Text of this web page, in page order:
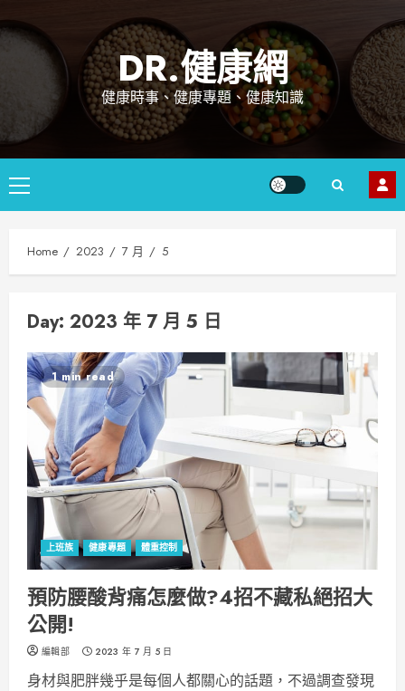
to
content
DR.健康網
健康時事、健康專題、健康知識
Primary
Menu
Home 2023 7 月 5
Day: 2023 年 7 月 5 日
1 min read
上班族 健康專題 體重控制
預防腰酸背痛怎麼做?4招不藏私絕招大
公開!
編輯部 2023 年 7 月 5 日
身材與肥胖幾乎是每個人都關心的話題，不過調查發現